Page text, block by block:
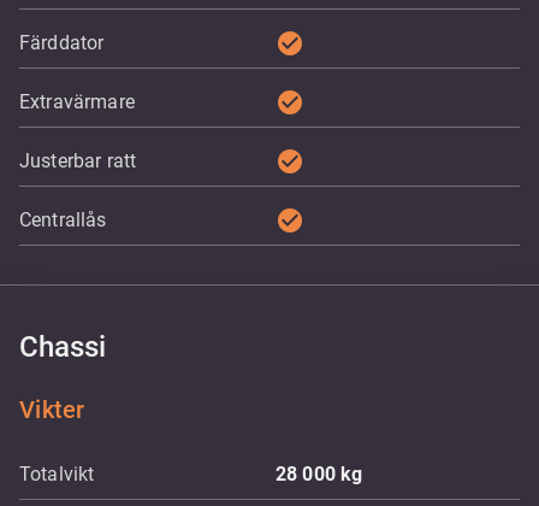
Färddator check_circle
Extravärmare check_circle
Justerbar ratt check_circle
Centrallås check_circle
Chassi
Vikter
Totalvikt 28 000kg